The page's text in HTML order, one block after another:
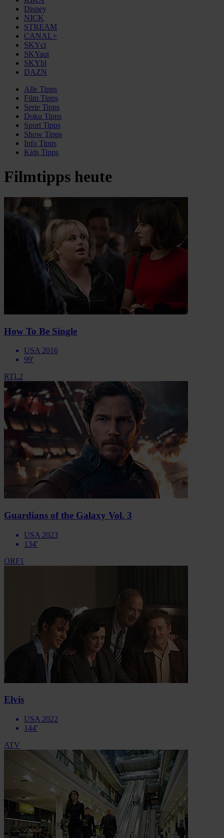
Disney
NICK
STREAM
CANAL+
SKYci
SKYaut
SKYbl
DAZN
Alle Tipps
Film Tipps
Serie Tipps
Doku Tipps
Sport Tipps
Show Tipps
Info Tipps
Kids Tipps
Filmtipps heute
How To Be Single
USA 2016
99'
RTL2
Guardians of the Galaxy Vol. 3
USA 2023
134'
ORF1
Elvis
USA 2022
144'
ATV